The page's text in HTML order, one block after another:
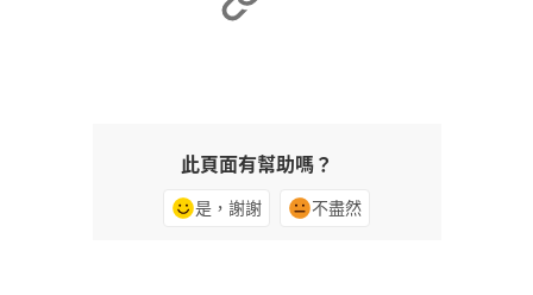
此頁面有幫助嗎？
是，謝謝 不盡然